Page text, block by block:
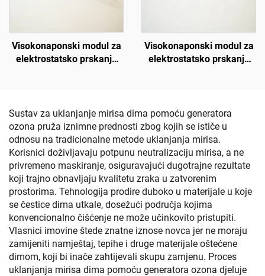
Visokonaponski modul za
elektrostatsko prskanje
Visokonaponski modul za
elektrostatsko prskanje
Sustav za uklanjanje mirisa dima pomoću generatora
ozona pruža iznimne prednosti zbog kojih se ističe u
odnosu na tradicionalne metode uklanjanja mirisa.
Korisnici doživljavaju potpunu neutralizaciju mirisa, a ne
privremeno maskiranje, osiguravajući dugotrajne rezultate
koji trajno obnavljaju kvalitetu zraka u zatvorenim
prostorima. Tehnologija prodire duboko u materijale u koje
se čestice dima utkale, dosežući područja kojima
konvencionalno čišćenje ne može učinkovito pristupiti.
Vlasnici imovine štede znatne iznose novca jer ne moraju
zamijeniti namještaj, tepihe i druge materijale oštećene
dimom, koji bi inače zahtijevali skupu zamjenu. Proces
uklanjanja mirisa dima pomoću generatora ozona djeluje